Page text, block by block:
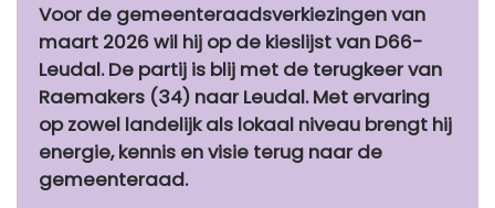
Voor de gemeenteraadsverkiezingen van
maart 2026 wil hij op de kieslijst van D66-
Leudal. De partij is blij met de terugkeer van
Raemakers (34) naar Leudal. Met ervaring
op zowel landelijk als lokaal niveau brengt hij
energie, kennis en visie terug naar de
gemeenteraad.